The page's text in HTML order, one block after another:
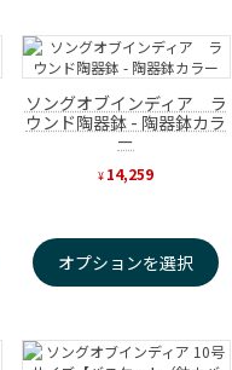
ソングオブインディア ラ
ウンド陶器鉢 - 陶器鉢カラ
ー
¥ 14,259
オプションを選択